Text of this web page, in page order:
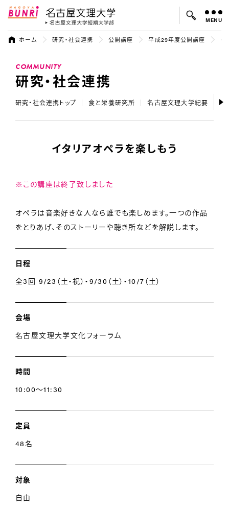
名古屋文理大学 名古屋文理大
よく検索されているキーワード：
MENU
ホーム 研究・社会連携 公開講座 平成29年度公開講座 イ
COMMUNITY
研究・社会連携
研究・社会連携トップ 食と栄養研究所 名古屋文理大学紀要 テ
イタリアオペラを楽しもう
※この講座は終了致しました
オペラは音楽好きな人なら誰でも楽しめます。一つの作品
をとりあげ、そのストーリーや聴き所などを解説します。
日程
全3回 9/23（土・祝）・9/30（土）・10/7（土）
会場
名古屋文理大学文化フォーラム
時間
10:00～11:30
定員
48名
対象
自由